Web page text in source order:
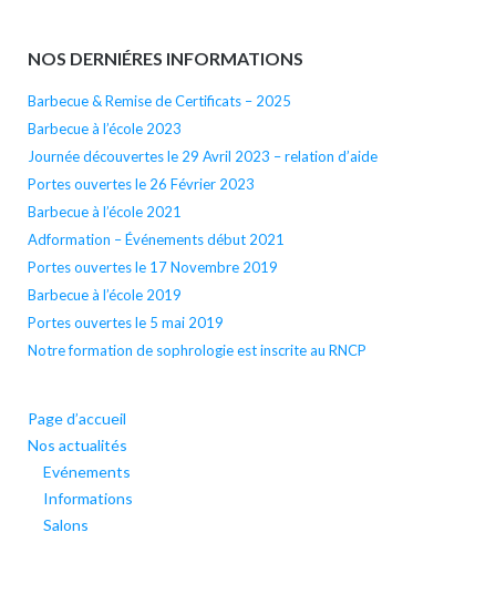
NOS DERNIÉRES INFORMATIONS
Barbecue & Remise de Certificats – 2025
Barbecue à l’école 2023
Journée découvertes le 29 Avril 2023 – relation d’aide
Portes ouvertes le 26 Février 2023
Barbecue à l’école 2021
Adformation – Événements début 2021
Portes ouvertes le 17 Novembre 2019
Barbecue à l’école 2019
Portes ouvertes le 5 mai 2019
Notre formation de sophrologie est inscrite au RNCP
Page d’accueil
Nos actualités
Evénements
Informations
Salons